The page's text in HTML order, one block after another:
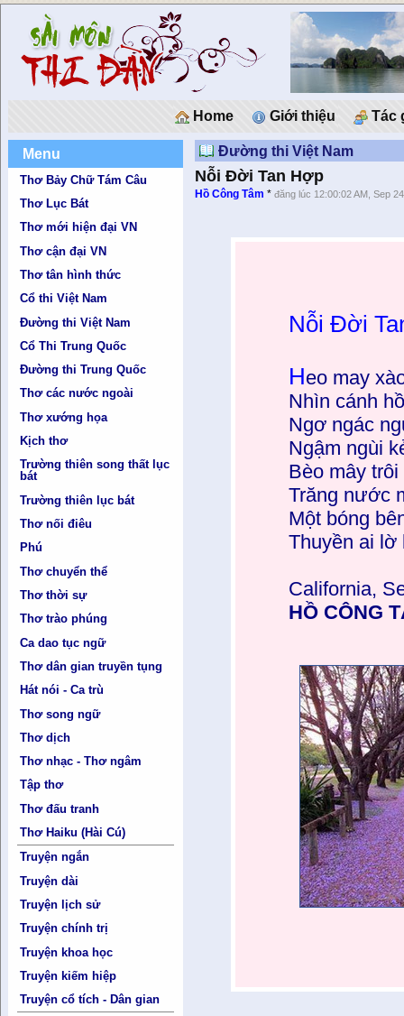
Home Giới thiệu Tác
Menu
Thơ Bảy Chữ Tám Câu
Thơ Lục Bát
Thơ mới hiện đại VN
Thơ cận đại VN
Thơ tân hình thức
Cổ thi Việt Nam
Đường thi Việt Nam
Cổ Thi Trung Quốc
Đường thi Trung Quốc
Thơ các nước ngoài
Thơ xướng họa
Kịch thơ
Trường thiên song thất lục
bát
Trường thiên lục bát
Thơ nối điêu
Phú
Thơ chuyển thể
Thơ thời sự
Thơ trào phúng
Ca dao tục ngữ
Thơ dân gian truyền tụng
Hát nói - Ca trù
Thơ song ngữ
Thơ dịch
Thơ nhạc - Thơ ngâm
Tập thơ
Thơ đấu tranh
Thơ Haiku (Hài Cú)
Truyện ngắn
Truyện dài
Truyện lịch sử
Truyện chính trị
Truyện khoa học
Truyện kiếm hiệp
Truyện cổ tích - Dân gian
Đường thi Việt Nam
Nỗi Đời Tan Hợp
Hồ Công Tâm *đăng lúc 12:00:02 AM, Sep
Nỗi Đời
Heo may
Nhìn cánh
Ngơ ngác
Ngậm ngùi
Bèo mây
Trăng nước
Một bóng
Thuyền ai lờ
California,
HỒ CÔNG